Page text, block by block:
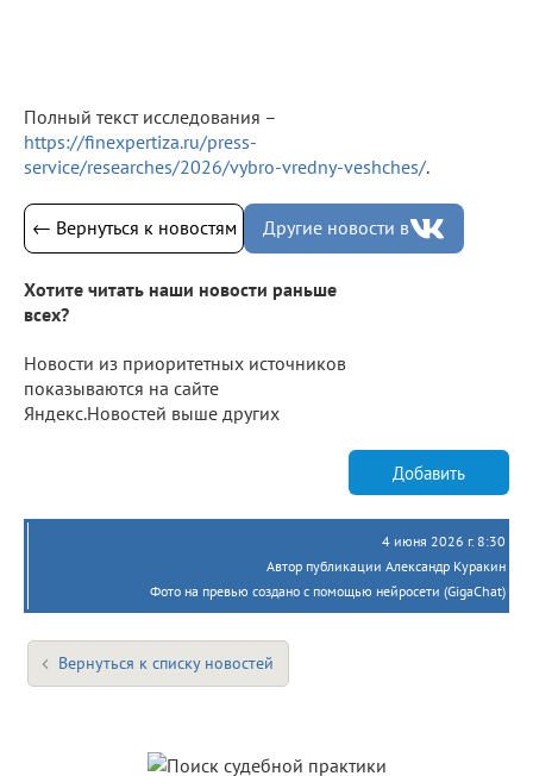
Полный текст исследования –
https://finexpertiza.ru/press-
service/researches/2026/vybro-vredny-veshches/.
← Вернуться к новостям Другие новости в
Хотите читать наши новости раньше
всех?
Новости из приоритетных источников
показываются на сайте
Яндекс.Новостей выше других
Добавить
4 июня 2026 г. 8:30
Автор публикации Александр Куракин
Фото на превью создано с помощью нейросети (GigaChat)
Вернуться к списку новостей